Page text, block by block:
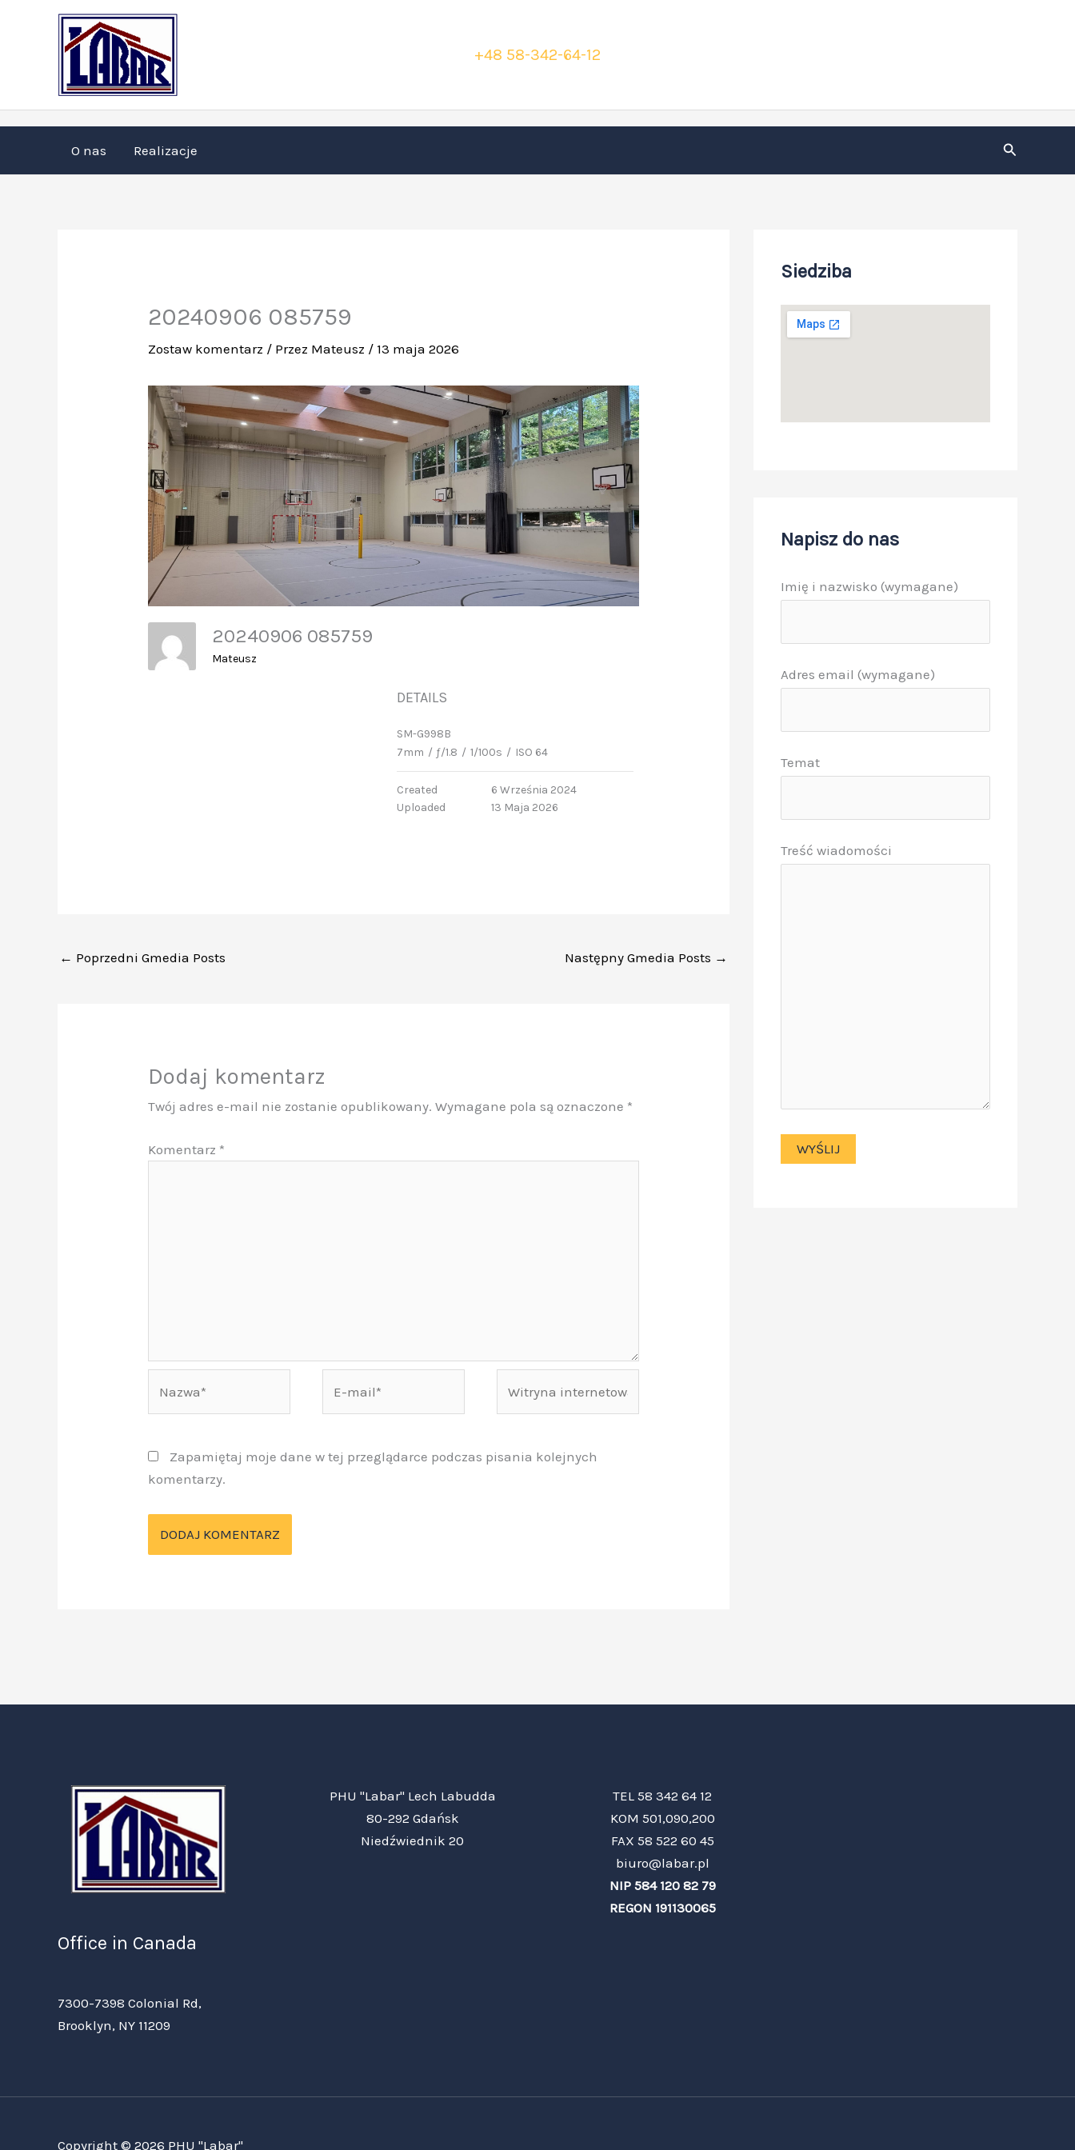
+48 58-342-64-12
O nas Realizacje Szukaj
20240906 085759
Zostaw komentarz / Przez Mateusz / 13 maja 2026
20240906 085759
Mateusz
DETAILS
SM-G998B
7mm / ƒ/1.8 / 1/100s / ISO 64
Created
6 Września 2024
Uploaded
13 Maja 2026
← Poprzedni Gmedia Posts Następny Gmedia Posts →
Dodaj komentarz
Twój adres e-mail nie zostanie opublikowany. Wymagane pola są oznaczone *
Komentarz *
internetowa
Zapamiętaj moje dane w tej przeglądarce podczas pisania kolejnych
komentarzy.
Siedziba
Napisz do nas
Imię i nazwisko (wymagane)
Adres email (wymagane)
Temat
Treść wiadomości
Office in Canada
7300-7398 Colonial Rd,
Brooklyn, NY 11209
PHU "Labar" Lech Labudda
80-292 Gdańsk
Niedźwiednik 20
TEL 58 342 64 12
KOM 501,090,200
FAX 58 522 60 45
biuro@labar.pl
NIP 584 120 82 79
REGON 191130065
Copyright © 2026 PHU "Labar"